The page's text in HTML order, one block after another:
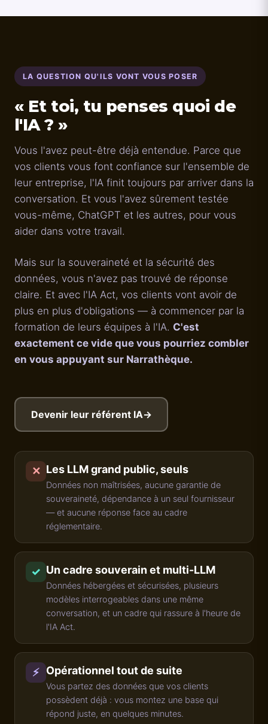
LA QUESTION QU'ILS VONT VOUS POSER
« Et toi, tu penses quoi de
l'IA ? »
Vous l'avez peut-être déjà entendue. Parce que
vos clients vous font confiance sur l'ensemble de
leur entreprise, l'IA finit toujours par arriver dans la
conversation. Et vous l'avez sûrement testée
vous-même, ChatGPT et les autres, pour vous
aider dans votre travail.
Mais sur la souveraineté et la sécurité des
données, vous n'avez pas trouvé de réponse
claire. Et avec l'IA Act, vos clients vont avoir de
plus en plus d'obligations — à commencer par la
formation de leurs équipes à l'IA. C'est
exactement ce vide que vous pourriez combler
en vous appuyant sur Narrathèque.
Devenir leur référent IA→
✕ Les LLM grand public, seuls
Données non maîtrisées, aucune garantie de
souveraineté, dépendance à un seul fournisseur
— et aucune réponse face au cadre
réglementaire.
✓ Un cadre souverain et multi-LLM
Données hébergées et sécurisées, plusieurs
modèles interrogeables dans une même
conversation, et un cadre qui rassure à l'heure de
l'IA Act.
⚡ Opérationnel tout de suite
Vous partez des données que vos clients
possèdent déjà : vous montez une base qui
répond juste, en quelques minutes.